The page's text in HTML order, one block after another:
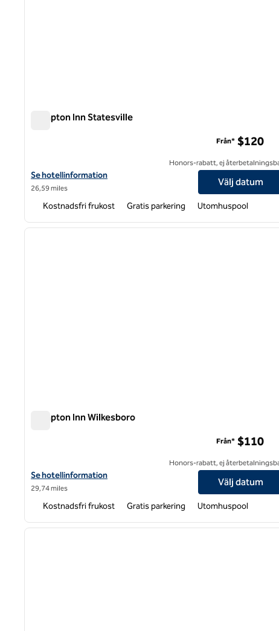
Hampton Inn Statesville
Visa hotelluppgifter för Hampton Inn Statesville
Se hotellinformation
26,59 miles
Från* $120
Honors-rabatt, ej
Välj datum
Kostnadsfri frukost Gratis parkering Utomhuspool
1 av 12
Hampton Inn Wilkesboro
Visa hotelldetaljer för Hampton Inn Wilkesboro
Se hotellinformation
29,74 miles
Från* $110
Honors-rabatt, ej
Välj datum
Kostnadsfri frukost Gratis parkering Utomhuspool
1 av 12